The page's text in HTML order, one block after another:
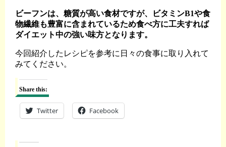
ビーフンは、糖質が高い食材ですが、ビタミンB1や食
物繊維も豊富に含まれているため食べ方に工夫すれば
ダイエット中の強い味方となります。
今回紹介したレシピを参考に日々の食事に取り入れて
みてください。
Share this:
Twitter Facebook